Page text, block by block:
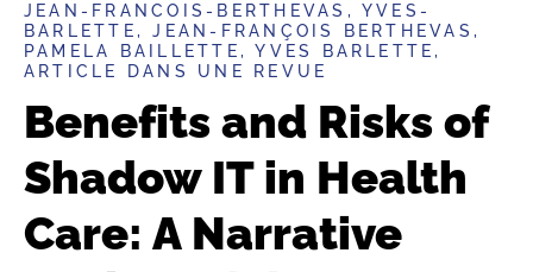
JEAN-FRANCOIS-BERTHEVAS, YVES-
BARLETTE, JEAN-FRANÇOIS BERTHEVAS,
PAMELA BAILLETTE, YVES BARLETTE,
ARTICLE DANS UNE REVUE
Benefits and Risks of
Shadow IT in Health
Care: A Narrative